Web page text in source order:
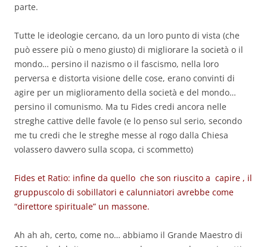
parte.
Tutte le ideologie cercano, da un loro punto di vista (che
può essere più o meno giusto) di migliorare la società o il
mondo… persino il nazismo o il fascismo, nella loro
perversa e distorta visione delle cose, erano convinti di
agire per un miglioramento della società e del mondo…
persino il comunismo. Ma tu Fides credi ancora nelle
streghe cattive delle favole (e lo penso sul serio, secondo
me tu credi che le streghe messe al rogo dalla Chiesa
volassero davvero sulla scopa, ci scommetto)
Fides et Ratio: infine da quello che son riuscito a capire , il
gruppuscolo di sobillatori e calunniatori avrebbe come
“direttore spirituale” un massone.
Ah ah ah, certo, come no… abbiamo il Grande Maestro di